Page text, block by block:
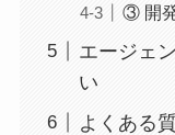
③ 開
エージェ
い
よくある